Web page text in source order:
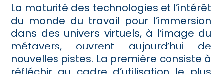
La maturité des technologies et l’intérêt
du monde du travail pour l’immersion
dans des univers virtuels, à l’image du
métavers, ouvrent aujourd’hui de
nouvelles pistes. La première consiste à